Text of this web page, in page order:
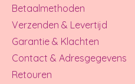
Betaalmethoden
Verzenden & Levertijd
Garantie & Klachten
Contact & Adresgegevens
Retouren